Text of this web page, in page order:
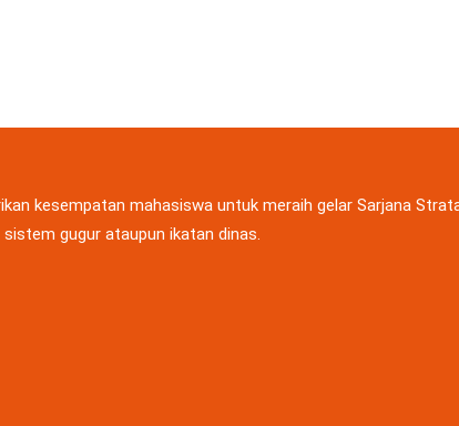
kesempatan mahasiswa untuk meraih gelar Sarjana
gugur ataupun ikatan dinas.